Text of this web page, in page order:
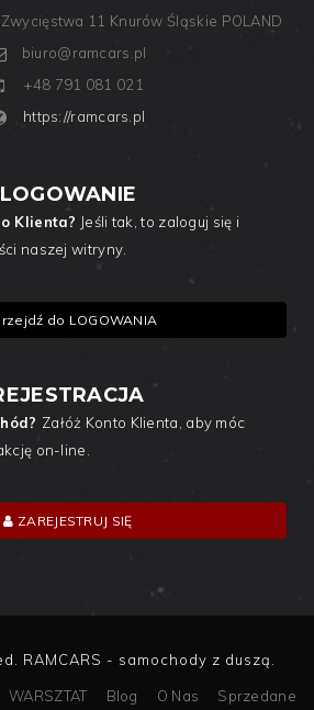
11 Knurów Śląskie POLAND
biuro@ramcars.pl
+48 791 081 021
https://ramcars.pl
LOGOWANIE
Klienta? Jeśli tak, to zaloguj się i
naszej witryny.
do LOGOWANIA
Załóż Konto Klienta, aby móc
on-line.
ZAREJESTRUJ SIĘ
RAMCARS - samochody z duszą.
WARSZTAT Blog O Nas
Sprzedane